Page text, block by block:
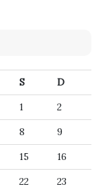
S
D
1
2
8
9
15
16
22
23